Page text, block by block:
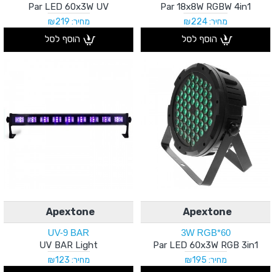
Par 18x8W RGBW 4in1
מחיר: ₪224
הוסף לסל
Par LED 60x3W UV
מחיר: ₪219
הוסף לסל
Apextone
60*3W RGB
Par LED 60x3W RGB 3in1
מחיר: ₪195
Apextone
UV-9 BAR
UV BAR Light
מחיר: ₪123